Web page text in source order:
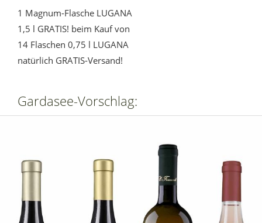
1 Magnum-Flasche LUGANA
1,5 l GRATIS! beim Kauf von
14 Flaschen 0,75 l LUGANA
natürlich GRATIS-Versand!
Gardasee-Vorschlag: